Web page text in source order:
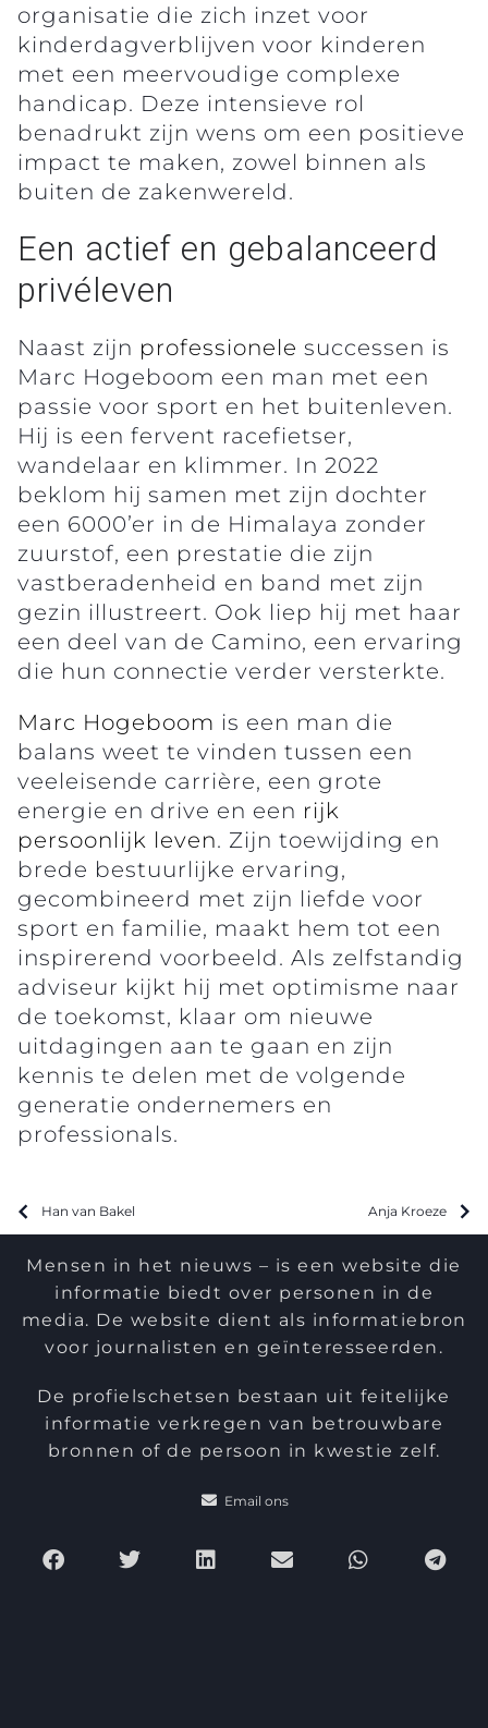
organisatie die zich inzet voor
kinderdagverblijven voor kinderen
met een meervoudige complexe
handicap. Deze intensieve rol
benadrukt zijn wens om een positieve
impact te maken, zowel binnen als
buiten de zakenwereld.
Een actief en gebalanceerd
privéleven
Naast zijn professionele successen is
Marc Hogeboom een man met een
passie voor sport en het buitenleven.
Hij is een fervent racefietser,
wandelaar en klimmer. In 2022
beklom hij samen met zijn dochter
een 6000’er in de Himalaya zonder
zuurstof, een prestatie die zijn
vastberadenheid en band met zijn
gezin illustreert. Ook liep hij met haar
een deel van de Camino, een ervaring
die hun connectie verder versterkte.
Marc Hogeboom is een man die
balans weet te vinden tussen een
veeleisende carrière, een grote
energie en drive en een rijk
persoonlijk leven. Zijn toewijding en
brede bestuurlijke ervaring,
gecombineerd met zijn liefde voor
sport en familie, maakt hem tot een
inspirerend voorbeeld. Als zelfstandig
adviseur kijkt hij met optimisme naar
de toekomst, klaar om nieuwe
uitdagingen aan te gaan en zijn
kennis te delen met de volgende
generatie ondernemers en
professionals.
Han van Bakel Anja Kroeze
Mensen in het nieuws – is een website die
informatie biedt over personen in de
media. De website dient als informatiebron
voor journalisten en geïnteresseerden.
De profielschetsen bestaan uit feitelijke
informatie verkregen van betrouwbare
bronnen of de persoon in kwestie zelf.
Email ons